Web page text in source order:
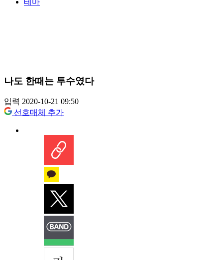
테마
나도 한때는 투수였다
입력 2020-10-21 09:50
선호매체 추가